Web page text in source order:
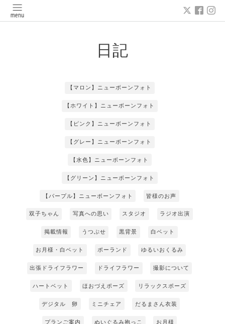
日記
【マロン】ニューボーンフォト
【ホワイト】ニューボーンフォト
【ピンク】ニューボーンフォト
【グレー】ニューボーンフォト
【水色】ニューボーンフォト
【グリーン】ニューボーンフォト
【パープル】ニューボーンフォト 皆様のお声
双子ちゃん 写真への思い スタジオ ラジオ出演
掲載情報 うつぶせ 黒背景 白ベット
お月様・白ベット ポーランド ゆるいおくるみ
出張ドライフラワー ドライフラワー 撮影について
ハートベット ほおづえポーズ リラックスポーズ
デジタル 卵 ミニチェア だるまさん衣装
プランご案内 ぬいぐるみ抱っこ お月様